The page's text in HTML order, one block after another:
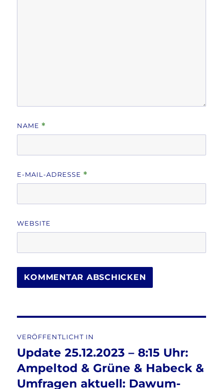
NAME *
E-MAIL-ADRESSE *
WEBSITE
VERÖFFENTLICHT IN
Update 25.12.2023 – 8:15 Uhr:
Ampeltod & Grüne & Habeck &
Umfragen aktuell: Dawum-